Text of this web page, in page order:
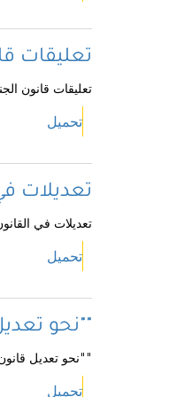
تعليقات
تعليقات قانون
تحميل
تعديلات
تعديلات في
تحميل
نحو تعديل قانون الجنسية في لبنان""
نحو تعديل قانون الجنسية في لبنان""
تحميل